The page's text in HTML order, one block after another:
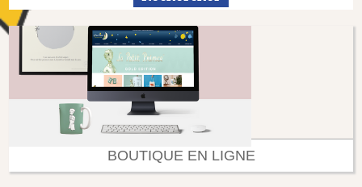
BOUTIQUE EN LIGNE